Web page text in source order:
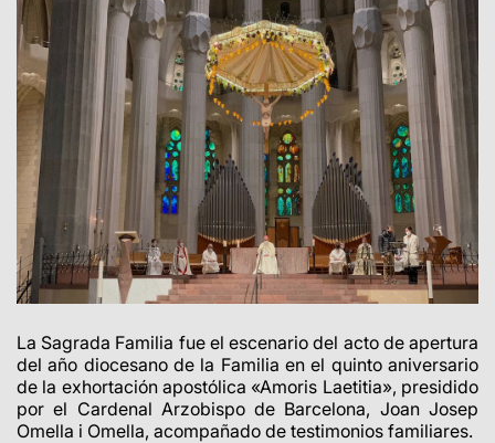
La Sagrada Familia fue el escenario del acto de apertura
del año diocesano de la Familia en el quinto aniversario
de la exhortación apostólica «Amoris Laetitia», presidido
por el Cardenal Arzobispo de Barcelona, Joan Josep
Omella i Omella, acompañado de testimonios familiares.